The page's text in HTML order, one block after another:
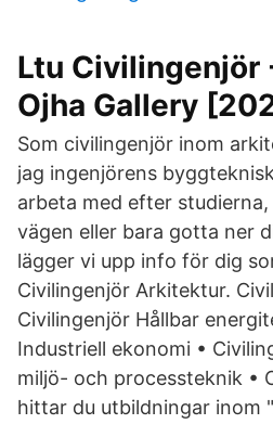
Ltu Civilingenjör
Ojha Gallery
Som civilingenjör inom
jag ingenjörens
arbeta med efter
vägen eller bara gotta ner
lägger vi upp info för dig
Civilingenjör Arkitektur.
Civilingenjör Hållbar
Industriell ekonomi •
miljö- och processteknik •
hittar du utbildningar inom